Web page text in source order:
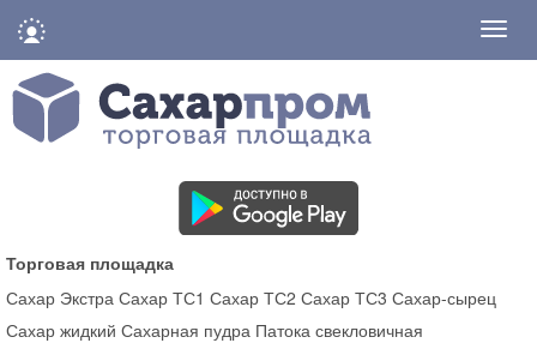
Торговая площадка
Сахар Экстра Сахар ТС1 Сахар ТС2 Сахар ТС3 Сахар-сырец
Сахар жидкий Сахарная пудра Патока свекловичная